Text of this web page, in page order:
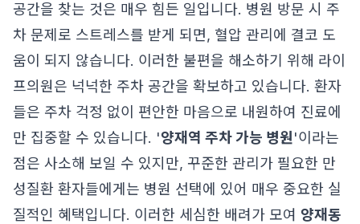
공간을 찾는 것은 매우 힘든 일입니다. 병원 방문 시 주
차 문제로 스트레스를 받게 되면, 혈압 관리에 결코 도
움이 되지 않습니다. 이러한 불편을 해소하기 위해 라이
프의원은 넉넉한 주차 공간을 확보하고 있습니다. 환자
들은 주차 걱정 없이 편안한 마음으로 내원하여 진료에
만 집중할 수 있습니다. '양재역 주차 가능 병원'이라는
점은 사소해 보일 수 있지만, 꾸준한 관리가 필요한 만
성질환 환자들에게는 병원 선택에 있어 매우 중요한 실
질적인 혜택입니다. 이러한 세심한 배려가 모여 양재동